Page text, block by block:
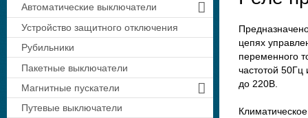
цепях
переменного
частотой 50Гц
до 220В.
Автоматические выключатели
Устройство защитного отключения
Рубильники
Пакетные выключатели
Магнитные пускатели
Путевые выключатели